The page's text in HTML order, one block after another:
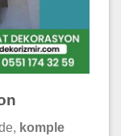
komple